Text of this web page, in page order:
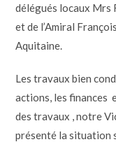
délégués locaux Mrs
et de l’Amiral
Aquitaine.
Les travaux bien
actions, les finances
des travaux , notre
présenté la situation